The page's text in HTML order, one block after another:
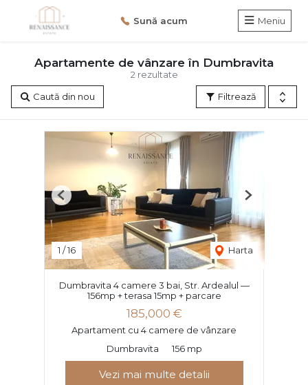
Sună acum Meniu
2 rezultate
Apartamente de vânzare în Dumbravita
Filtrează
Caută din nou
1 /16 Harta
Previous Next
Dumbravita 4 camere 3 bai, Str. Ardealul —
156mp + terasa 15mp + parcare
185,000 €
Apartament cu 4 camere de vânzare
Dumbravita
156 mp
Vezi mai multe detalii